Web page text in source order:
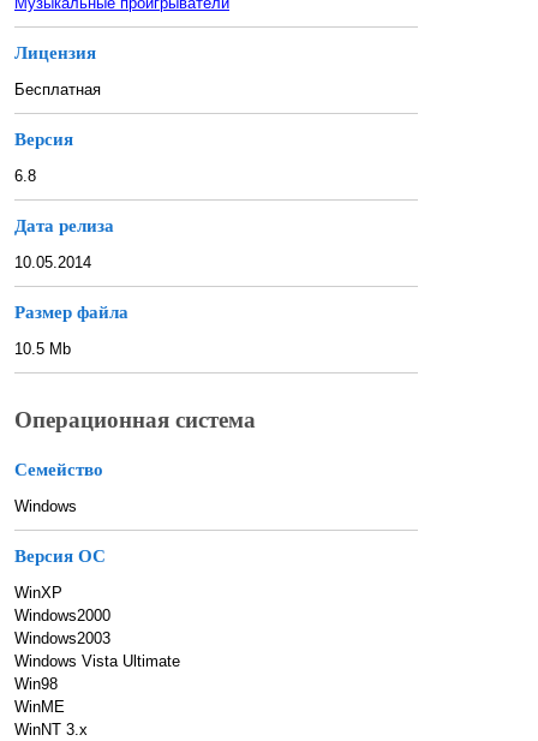
Лицензия
Бесплатная
Версия
6.8
Дата релиза
10.05.2014
Размер файла
10.5 Mb
Операционная система
Семейство
Windows
Версия ОС
WinXP
Windows2000
Windows2003
Windows Vista Ultimate
Win98
WinME
WinNT 3.x